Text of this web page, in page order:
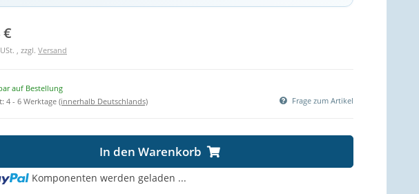
€
, zzgl. Versand
auf Bestellung
4 - 6 Werktage (innerhalb Deutschlands) Frage zum Artikel
In den Warenkorb
Komponenten werden geladen ...